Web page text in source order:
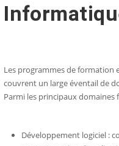
Les programmes de formation
couvrent un large éventail de
Parmi les principaux domaines
Développement logiciel :